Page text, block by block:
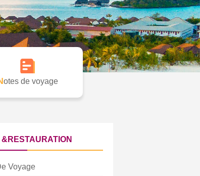
Notes de voyage
&RESTAURATION
Voyage